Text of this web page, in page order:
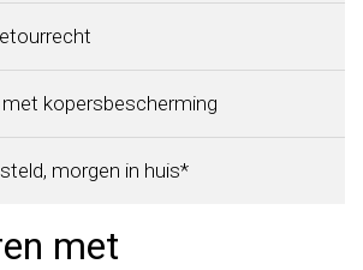
kopersbescherming
morgen in huis*
met